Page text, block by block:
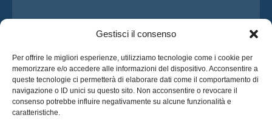
Gestisci il consenso
Per offrire le migliori esperienze, utilizziamo tecnologie come i cookie per
memorizzare e/o accedere alle informazioni del dispositivo. Acconsentire a
queste tecnologie ci permetterà di elaborare dati come il comportamento di
navigazione o ID unici su questo sito. Non acconsentire o revocare il
consenso potrebbe influire negativamente su alcune funzionalità e
caratteristiche.Ho letto e accetto l’Informativa sulla privacydi OsaBus